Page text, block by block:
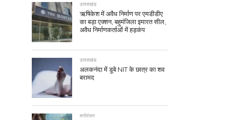
उत्तराखंड
ऋषिकेश में अवैध निर्माण पर एमडीडीए
का बड़ा एक्शन, बहुमंजिला इमारत सील,
अवैध निर्माणकर्ताओं में हड़कंप
उत्तराखंड
अलकनंदा में डूबे NIT के छात्र का शव
बरामद
मनोरंजन